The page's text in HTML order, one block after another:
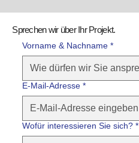
Vorname & Nachname *
E-Mail-Adresse *
Wofür interessieren Sie sich? *
Sprechen wir über Ihr Projekt.